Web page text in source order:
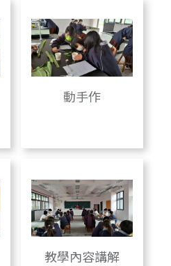
動手作
教學內容講解